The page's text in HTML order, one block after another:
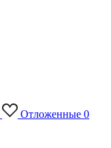
Отложенные 0